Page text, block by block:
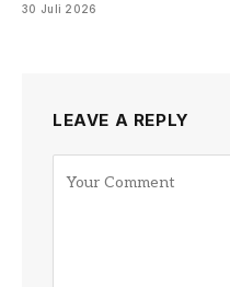
30 Juli 2026
LEAVE A REPLY